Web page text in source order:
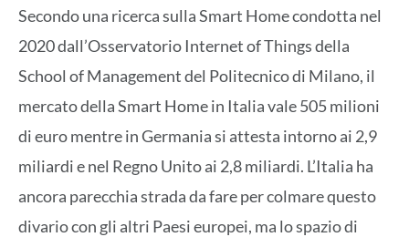
Secondo una ricerca sulla Smart Home condotta nel
2020 dall’Osservatorio Internet of Things della
School of Management del Politecnico di Milano, il
mercato della Smart Home in Italia vale 505 milioni
di euro mentre in Germania si attesta intorno ai 2,9
miliardi e nel Regno Unito ai 2,8 miliardi. L’Italia ha
ancora parecchia strada da fare per colmare questo
divario con gli altri Paesi europei, ma lo spazio di